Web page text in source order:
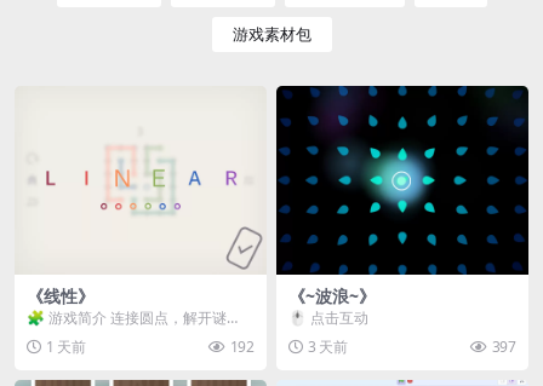
游戏素材包
《线性》
🧩 游戏简介 连接圆点，解开谜
题。 ⚠️ 重要提示 所有关卡均可通
关，请确保使用...
1 天前 192
《~波浪~》
🖱️ 点击互动
3 天前
397